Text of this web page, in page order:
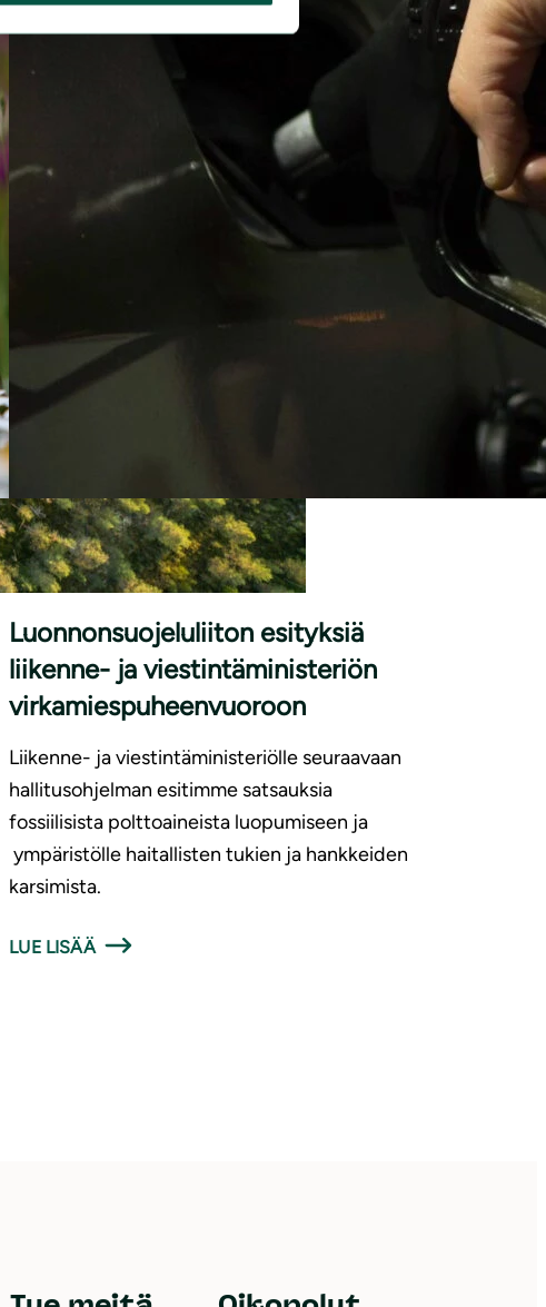
LAUSUNNOT |15.6.2026
Luonnonsuojeluliiton esityksiä
liikenne- ja viestintäministeriön
virkamiespuheenvuoroon
Liikenne- ja viestintäministeriölle seuraavaan
hallitusohjelman esitimme satsauksia
fossiilisista polttoaineista luopumiseen ja
ympäristölle haitallisten tukien ja hankkeiden
karsimista.
LUE LISÄÄ